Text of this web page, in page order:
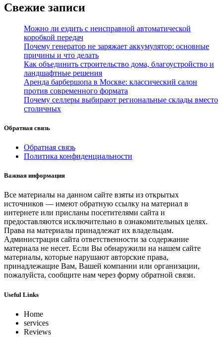
Свежие записи
Можно ли ездить с неисправной автоматической
коробкой передач
Почему генератор не заряжает аккумулятор: основные
причины и что делать
Как объединить строительство дома, благоустройство и
ландшафтные решения
Аренда барбершопа в Москве: классический салон
против современного формата
Почему селлеры выбирают региональные склады вместо
столичных
Обратная связь
Обратная связь
Политика конфиденциальности
Важная информация
Все материалы на данном сайте взяты из открытых
источников — имеют обратную ссылку на материал в
интернете или присланы посетителями сайта и
предоставляются исключительно в ознакомительных целях.
Права на материалы принадлежат их владельцам.
Администрация сайта ответственности за содержание
материала не несет. Если Вы обнаружили на нашем сайте
материалы, которые нарушают авторские права,
принадлежащие Вам, Вашей компании или организации,
пожалуйста, сообщите нам через форму обратной связи.
Useful Links
Home
services
Reviews